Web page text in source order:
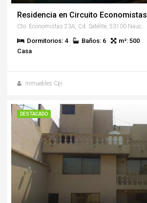
Residencia en Circuito Economistas
Cto. Economistas 23A, Cd. Satélite, 53100 Naucalpan de Juárez, Méx., México
Dormitorios: 4 Baños: 6
m²: 500
Casa
Inmuebles Cpi
DESTACADO